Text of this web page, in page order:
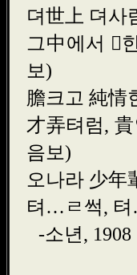
뎌世上
그中에
보)
膽크고
才弄텨럼,
음보)
오나라
텨…ㄹ썩,
-소년, 1908